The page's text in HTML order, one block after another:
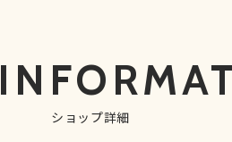
ショップ詳細